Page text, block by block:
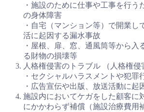
・施設のために仕事や工事を行う
の身体障害
・自宅（マンション等）で開業し
活に起因する漏水事故
・屋根、扉、窓、通風筒等から入
る財物の損壊等
人格権侵害のトラブル （人格権侵
・セクシャルハラスメントや犯罪
・広告宣伝や出版、放送活動に起
施設内においてケガをした顧客に
にかかわらず補償（施設治療費用